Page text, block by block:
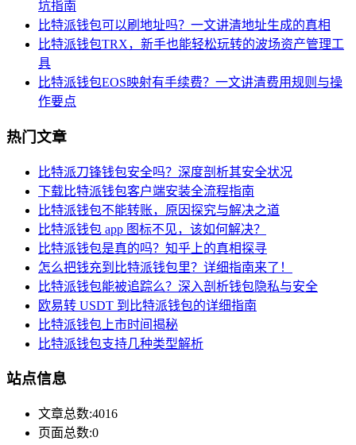
坑指南
比特派钱包可以刷地址吗？一文讲清地址生成的真相
比特派钱包TRX，新手也能轻松玩转的波场资产管理工
具
比特派钱包EOS映射有手续费？一文讲清费用规则与操
作要点
热门文章
比特派刀锋钱包安全吗？深度剖析其安全状况
下载比特派钱包客户端安装全流程指南
比特派钱包不能转账，原因探究与解决之道
比特派钱包 app 图标不见，该如何解决？
比特派钱包是真的吗？知乎上的真相探寻
怎么把钱充到比特派钱包里？详细指南来了！
比特派钱包能被追踪么？深入剖析钱包隐私与安全
欧易转 USDT 到比特派钱包的详细指南
比特派钱包上市时间揭秘
比特派钱包支持几种类型解析
站点信息
文章总数:4016
页面总数:0